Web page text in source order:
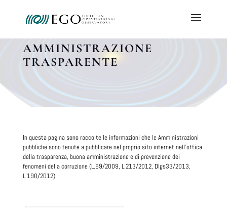
AMMINISTRAZIONE
TRASPARENTE
In questa pagina sono raccolte le informazioni che le Amministrazioni
pubbliche sono tenute a pubblicare nel proprio sito internet nell'ottica
della trasparenza, buona amministrazione e di prevenzione dei
fenomeni della corruzione (L.69/2009, L.213/2012, Dlgs33/2013,
L.190/2012).